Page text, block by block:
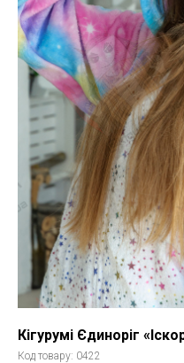
Кігурумі Єдиноріг
Код товару: 0422